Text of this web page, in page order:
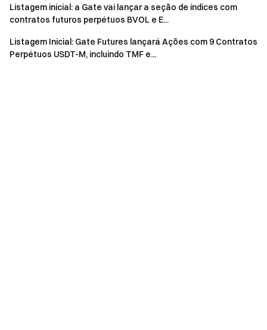
Listagem inicial: a Gate vai lançar a seção de índices com
contratos futuros perpétuos BVOL e E...
Listagem Inicial: Gate Futures lançará Ações com 9 Contratos
Perpétuos USDT-M, incluindo TMF e...